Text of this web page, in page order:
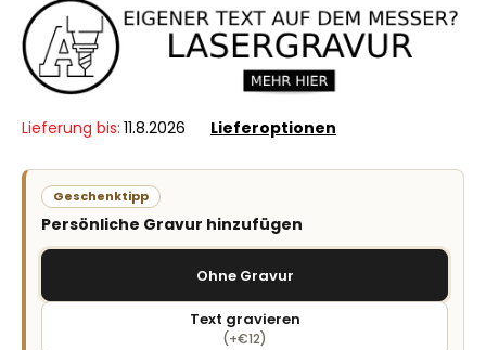
Lieferung bis: 11.8.2026 Lieferoptionen
Geschenktipp
Persönliche Gravur hinzufügen
Ohne Gravur
Text gravieren
(+€12)
l
e
n